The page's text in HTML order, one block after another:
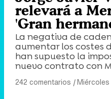
relevará a
'Gran
La negativa de
aumentar los costes
han supuesto la
nuevo contrato con
242 comentarios |